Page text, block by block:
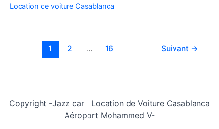
Pas
Location de voiture Casablanca
1 2 … 16 Suivant →
Copyright -Jazz car | Location de Voiture Casablanca
Aéroport Mohammed V-